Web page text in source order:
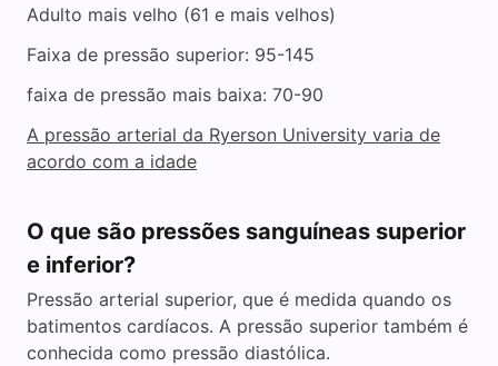
Adulto mais velho (61 e mais velhos)
Faixa de pressão superior: 95-145
faixa de pressão mais baixa: 70-90
A pressão arterial da Ryerson University varia de
acordo com a idade
O que são pressões sanguíneas superior
e inferior?
Pressão arterial superior, que é medida quando os
batimentos cardíacos. A pressão superior também é
conhecida como pressão diastólica.